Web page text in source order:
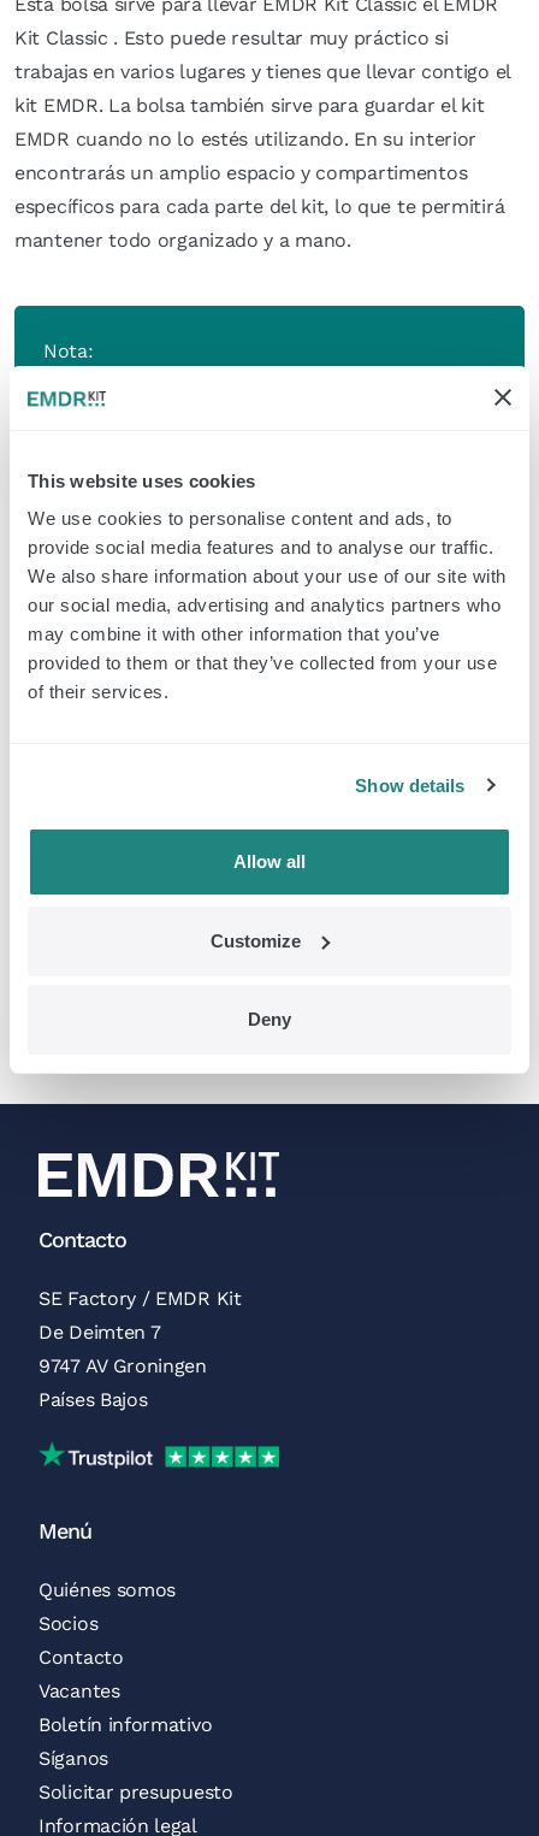
This website uses cookies
We use cookies to personalise content and ads, to
provide social media features and to analyse our traffic.
We also share information about your use of our site with
our social media, advertising and analytics partners who
may combine it with other information that you’ve
provided to them or that they’ve collected from your use
of their services.
Show details
Allow all
Customize
Deny
Kit Classic . Esto puede resultar muy práctico si
trabajas en varios lugares y tienes que llevar contigo el
kit EMDR. La bolsa también sirve para guardar el kit
EMDR cuando no lo estés utilizando. En su interior
encontrarás un amplio espacio y compartimentos
específicos para cada parte del kit, lo que te permitirá
mantener todo organizado y a mano.
Nota:
Productos relacionados
EMDR Kit Classic
Classic EMDR Kit (Set)
Contacto
SE Factory / EMDR Kit
De Deimten 7
9747 AV Groningen
Países Bajos
Reseñas de Trustpilot
Menú
Quiénes somos
Socios
Contacto
Vacantes
Boletín informativo
Síganos
Solicitar presupuesto
Información legal